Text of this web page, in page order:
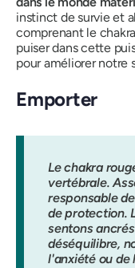
instinct de survie et
comprenant le
puiser dans cette
pour améliorer notre
Emporter
Le chakra
vertébrale.
responsable
de protection.
sentons
déséquilibre,
l'anxiété ou de